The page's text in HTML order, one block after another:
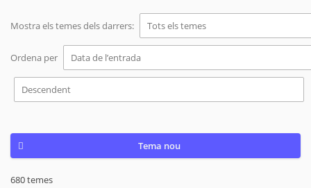
Mostra els temes dels darrers:
Ordena per
Tema nou
680 temes